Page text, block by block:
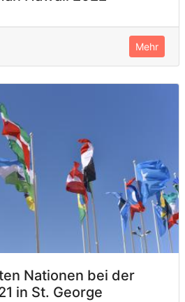
Mehr
Nationen bei der
in St. George